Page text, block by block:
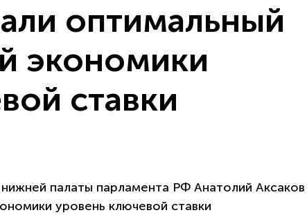
оптимальный
экономики
ставки
палаты парламента РФ Анатолий Аксаков
уровень ключевой ставки